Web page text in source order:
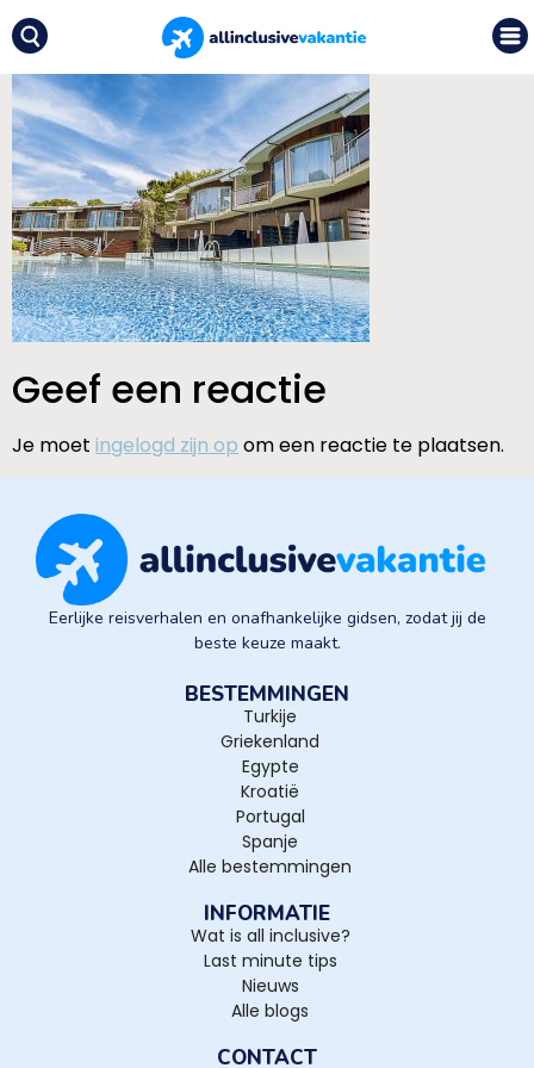
Geef een reactie
Je moet ingelogd zijn op om een reactie te plaatsen.
Eerlijke reisverhalen en onafhankelijke gidsen, zodat jij de
beste keuze maakt.
BESTEMMINGEN
Turkije
Griekenland
Egypte
Kroatië
Portugal
Spanje
Alle bestemmingen
INFORMATIE
Wat is all inclusive?
Last minute tips
Nieuws
Alle blogs
CONTACT